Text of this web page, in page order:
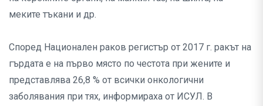
меките тъкани и др.
Според Национален раков регистър от 2017 г. ракът на
гърдата е на първо място по честота при жените и
представлява 26,8 % от всички онкологични
заболявания при тях, информираха от ИСУЛ. В